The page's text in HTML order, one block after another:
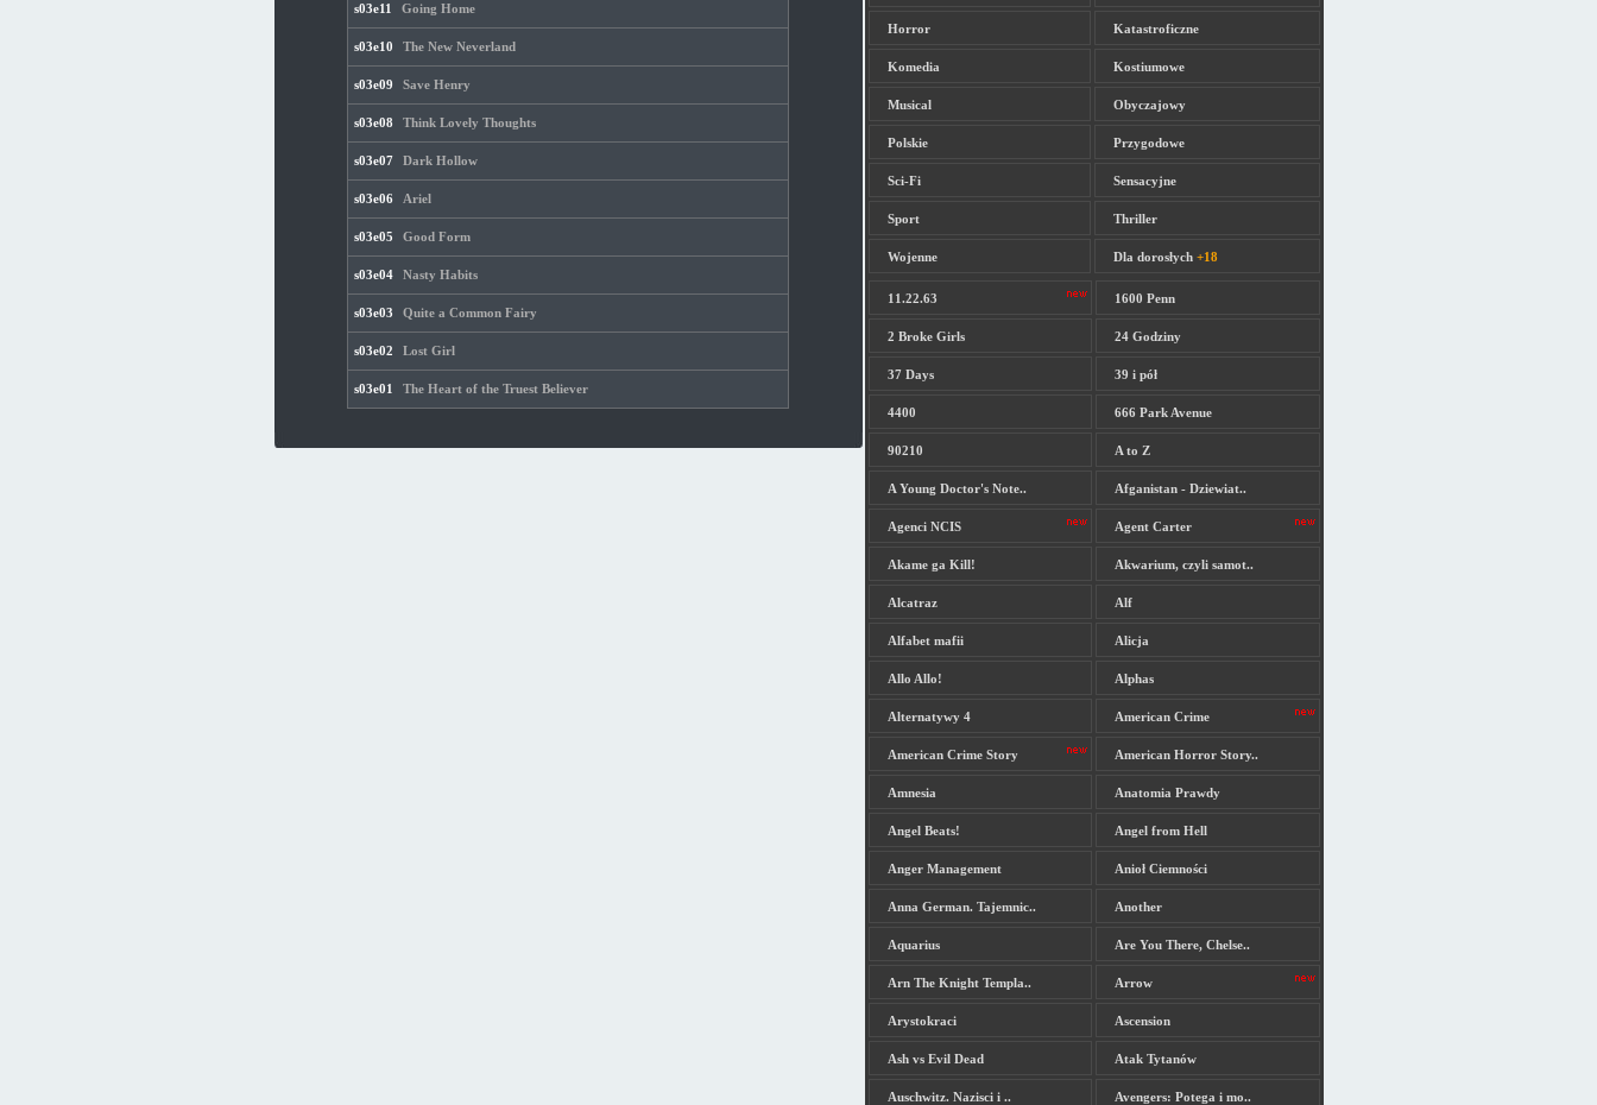
s03e11 Going Home
s03e10 The New Neverland
s03e09 Save Henry
s03e08 Think Lovely Thoughts
s03e07 Dark Hollow
s03e06 Ariel
s03e05 Good Form
s03e04 Nasty Habits
s03e03 Quite a Common Fairy
s03e02 Lost Girl
s03e01 The Heart of the Truest Believer
Horror Katastroficzne
Komedia Kostiumowe
Musical Obyczajowy
Polskie Przygodowe
Sci-Fi Sensacyjne
Sport Thriller
Wojenne Dla dorosłych +18
11.22.63 1600 Penn
2 Broke Girls 24 Godziny
37 Days 39 i pół
4400 666 Park Avenue
90210 A to Z
A Young Doctor's Note.. Afganistan - Dziewiat..
Agenci NCIS Agent Carter
Akame ga Kill! Akwarium, czyli samot..
Alcatraz Alf
Alfabet mafii Alicja
Allo Allo! Alphas
Alternatywy 4 American Crime
American Crime Story American Horror Story..
Amnesia Anatomia Prawdy
Angel Beats! Angel from Hell
Anger Management Anioł Ciemności
Anna German. Tajemnic.. Another
Aquarius Are You There, Chelse..
Arn The Knight Templa.. Arrow
Arystokraci Ascension
Ash vs Evil Dead Atak Tytanów
Auschwitz. Nazisci i .. Avengers: Potega i mo..